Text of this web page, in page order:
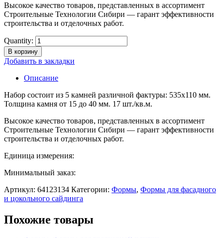
Высокое качество товаров, представленных в ассортимент
Строительные Технологии Сибири — гарант эффективности
строительства и отделочных работ.
Quantity:
В корзину
Добавить в закладки
Описание
Набор состоит из 5 камней различной фактуры: 535х110 мм.
Толщина камня от 15 до 40 мм. 17 шт./кв.м.
Высокое качество товаров, представленных в ассортимент
Строительные Технологии Сибири — гарант эффективности
строительства и отделочных работ.
Единица измерения:
Минимальный заказ:
Артикул: 64123134 Категории: Формы, Формы для фасадного
и цокольного сайдинга
Похожие товары